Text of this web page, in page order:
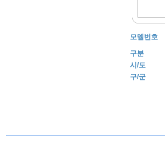
모델번호
구분
시/도
구/군